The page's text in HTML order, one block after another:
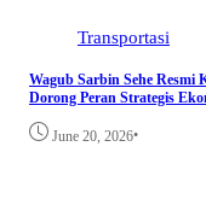
Transportasi
Wagub Sarbin Sehe Resmi
Dorong Peran Strategis
June 20, 2026•